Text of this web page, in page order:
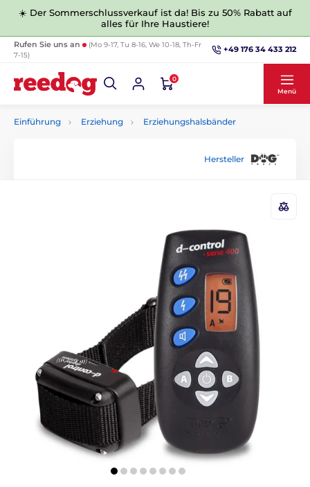
☀️ Der Sommerschlussverkauf ist da! Bis zu 50% Rabatt auf
alles für Ihre Haustiere!
Rufen Sie uns an
(Mo 9-17, Tu 8-16, We 10-18, Th-Fr
7-15)
+49 176 34 433 212
0
Menü
Einführung Erziehung Erziehungshalsbänder
Hersteller